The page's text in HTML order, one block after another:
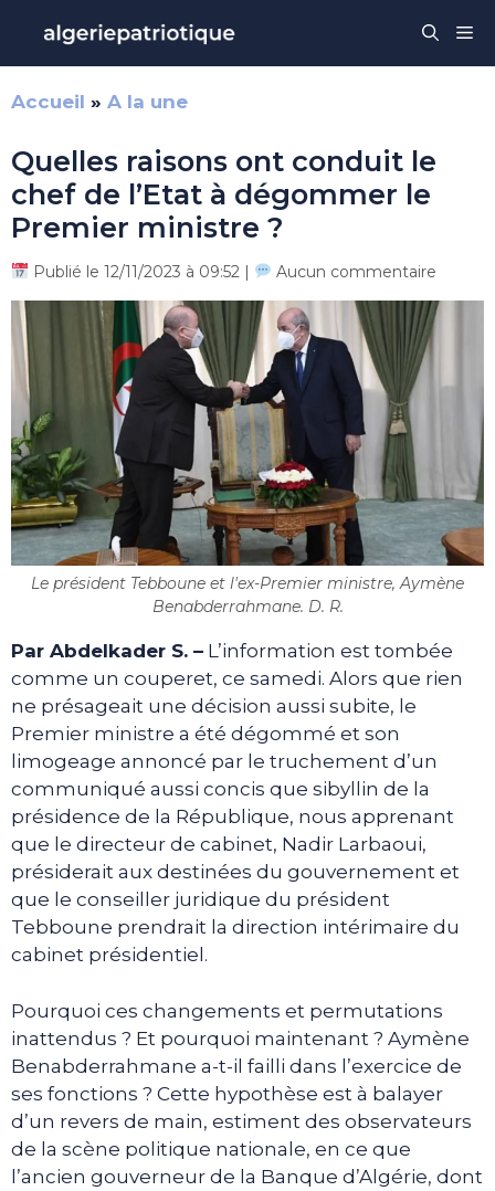
contenu
Accueil » A la une
Quelles raisons ont conduit le
chef de l’Etat à dégommer le
Premier ministre ?
Publié le 12/11/2023 à 09:52 | Aucun commentaire
Le président Tebboune et l'ex-Premier ministre, Aymène
Benabderrahmane. D. R.
Par Abdelkader S. – L’information est tombée
comme un couperet, ce samedi. Alors que rien
ne présageait une décision aussi subite, le
Premier ministre a été dégommé et son
limogeage annoncé par le truchement d’un
communiqué aussi concis que sibyllin de la
présidence de la République, nous apprenant
que le directeur de cabinet, Nadir Larbaoui,
présiderait aux destinées du gouvernement et
que le conseiller juridique du président
Tebboune prendrait la direction intérimaire du
cabinet présidentiel.
Pourquoi ces changements et permutations
inattendus ? Et pourquoi maintenant ? Aymène
Benabderrahmane a-t-il failli dans l’exercice de
ses fonctions ? Cette hypothèse est à balayer
d’un revers de main, estiment des observateurs
de la scène politique nationale, en ce que
l’ancien gouverneur de la Banque d’Algérie, dont